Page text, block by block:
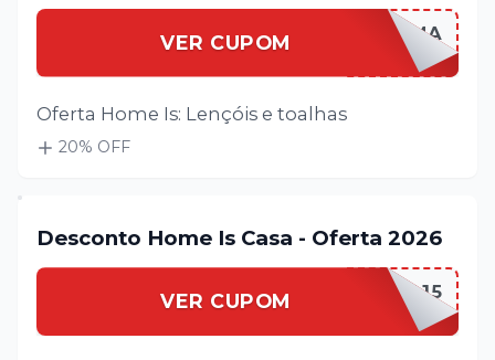
VER CUPOM HOMEISCAMA
Oferta Home Is: Lençóis e toalhas
20% OFF
Desconto Home Is Casa - Oferta 2026
VER CUPOMHOMEISCASA15